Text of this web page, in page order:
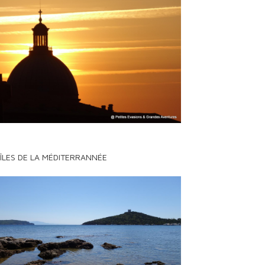
DE LA MÉDITERRANNÉE